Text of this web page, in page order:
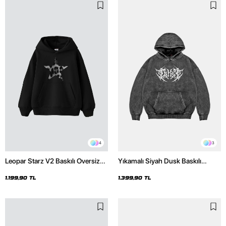
4
Leopar Starz V2 Baskılı Oversize
1.199,90 TL
3
Yıkamalı Siyah Dusk Baskılı
1.399,90 TL